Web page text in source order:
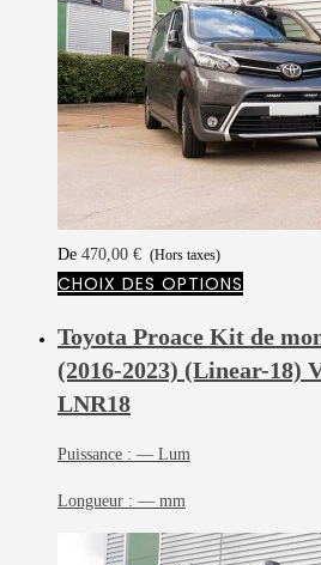
De 470,00 € (Hors taxes)
CHOIX DES OPTIONS
Toyota Proace Kit de
(2016-2023) (Linear-18)
LNR18
Puissance : — Lum
Longueur : — mm